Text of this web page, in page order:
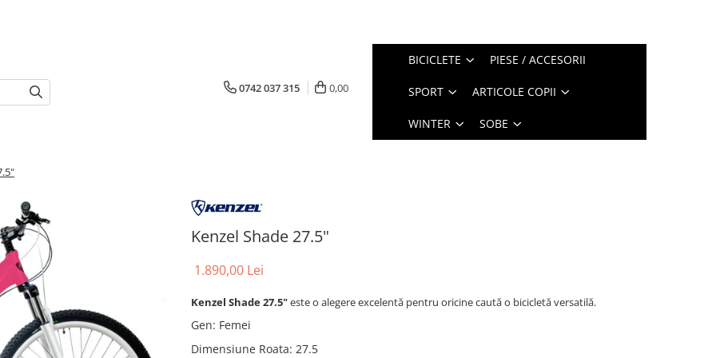
0742 037 315 0,00
BICICLETE PIESE / ACCESORII
SPORT ARTICOLE COPII
WINTER SOBE
Kenzel Shade 27.5"
1.890,00 Lei
Kenzel Shade 27.5"este o alegere excelentă pentru oricine caută o bicicletă versatilă.
Gen: Femei
Dimensiune Roata: 27.5